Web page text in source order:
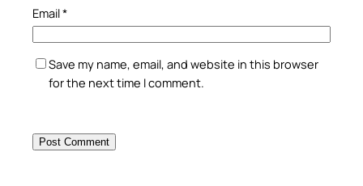
Email*
Save my name, email, and website in this browser
for the next time I comment.